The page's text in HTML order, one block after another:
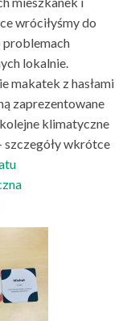
wróciłyśmy do
lokalnie.
makatek z hasłami
zaprezentowane
klimatyczne
szczegóły wkrótce